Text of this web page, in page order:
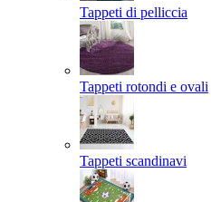
Tappeti di pelliccia
Tappeti rotondi e ovali
Tappeti scandinavi